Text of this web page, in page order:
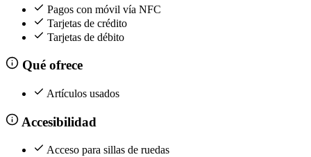
Pagos con móvil vía NFC
Tarjetas de crédito
Tarjetas de débito
Qué ofrece
Artículos usados
Accesibilidad
Acceso para sillas de ruedas